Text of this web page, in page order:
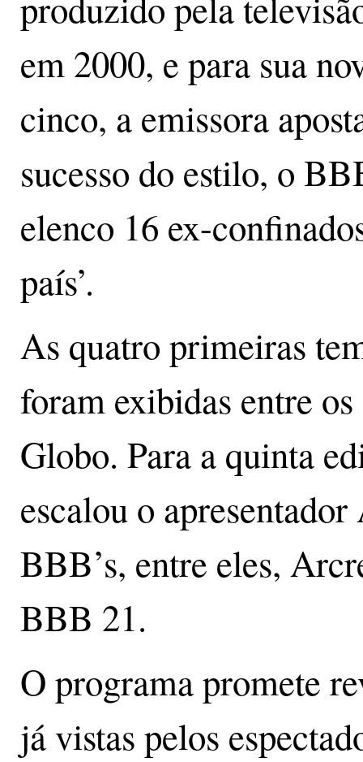
em 2000, e para sua
cinco, a emissora
sucesso do estilo, o
elenco 16 ex-
país’.
As quatro primeiras
foram exibidas entre
Globo. Para a quinta
escalou o
BBB’s, entre eles,
BBB 21.
O programa promete
já vistas pelos